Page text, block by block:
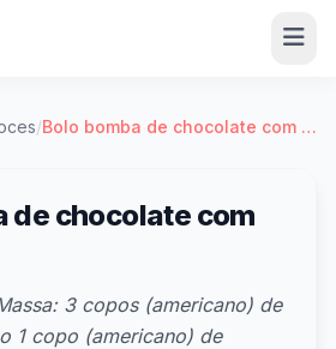
/ Bolo bomba de chocolate com creme
de chocolate com
3 copos (americano) de
1 copo (americano) de